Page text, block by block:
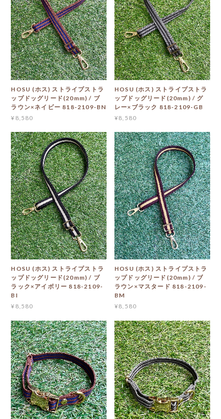
HOSU (ホス) ストライプストラ
ップドッグリード(20mm) / ブ
ラウン×ネイビー 818-2109-BN
¥8,580
HOSU (ホス) ストライプストラ
ップドッグリード(20mm) / グ
レー×ブラック 818-2109-GB
¥8,580
HOSU (ホス) ストライプストラ
ップドッグリード(20mm) / ブ
ラック×アイボリー 818-2109-
BI
¥8,580
HOSU (ホス) ストライプストラ
ップドッグリード(20mm) / ブ
ラウン×マスタード 818-2109-
BM
¥8,580